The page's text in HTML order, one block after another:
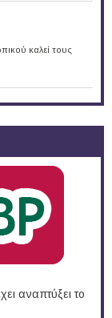
καλεί τους
αναπτύξει το